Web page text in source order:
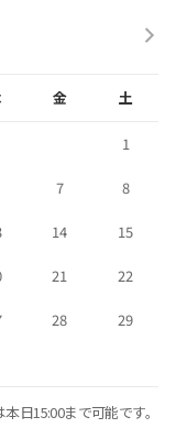
金 土
1
7 8
14 15
21 22
28 29
日15:00まで可能です。